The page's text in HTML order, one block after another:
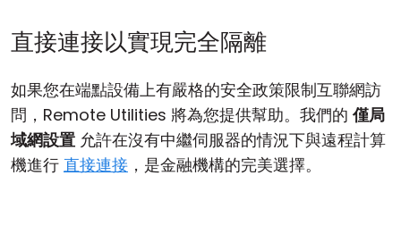
直接連接以實現完全隔離
如果您在端點設備上有嚴格的安全政策限制互聯網訪
問，Remote Utilities 將為您提供幫助。我們的僅局
域網設置 允許在沒有中繼伺服器的情況下與遠程計算
機進行 直接連接 ，是金融機構的完美選擇。